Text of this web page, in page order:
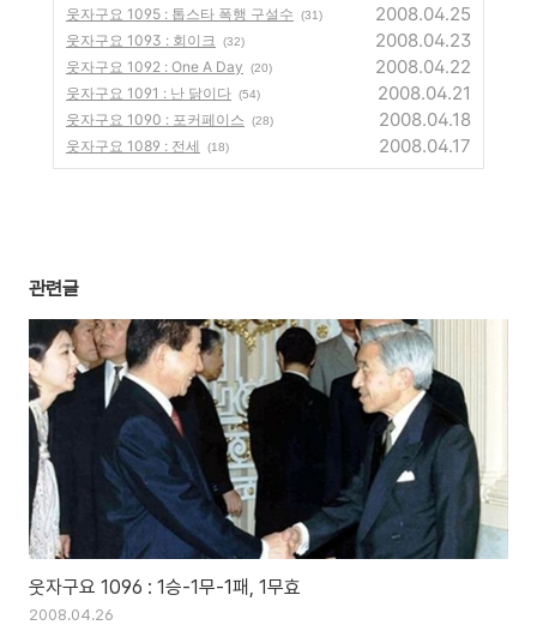
웃자구요 1095 : 톱스타 폭행 구설수 (31) 2008.04.25
웃자구요 1093 : 회이크 (32) 2008.04.23
웃자구요 1092 : One A Day (20) 2008.04.22
웃자구요 1091 : 난 닭이다 (54) 2008.04.21
웃자구요 1090 : 포커페이스 (28) 2008.04.18
웃자구요 1089 : 전세 (18) 2008.04.17
관련글
웃자구요 1096 : 1승-1무-1패, 1무효
2008.04.26